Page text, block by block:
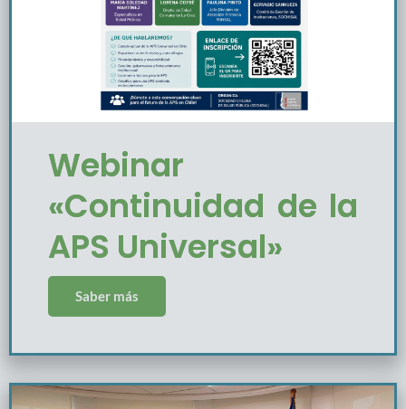
Webinar
«Continuidad de la
APS Universal»
Saber más